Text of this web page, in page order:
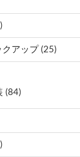
クアップ(25)
(84)